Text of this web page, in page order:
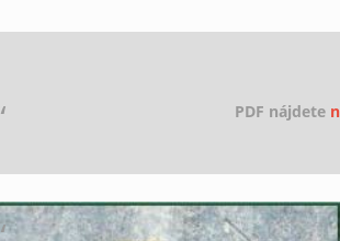
PDF nájdete